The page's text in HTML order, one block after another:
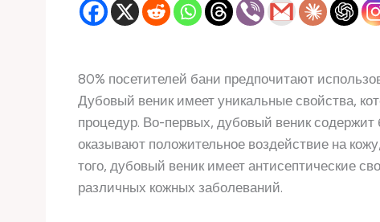
80% посетителей бани предпочитают
Дубовый веник имеет уникальные свойства,
процедур. Во-первых, дубовый веник
оказывают положительное воздействие на
того, дубовый веник имеет антисептические
различных кожных заболеваний.